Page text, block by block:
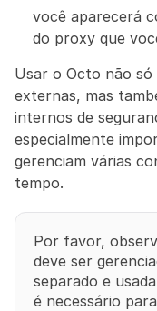
você aparecerá
do proxy que
Usar o Octo não
externas, mas
internos de
especialmente
gerenciam várias
tempo.
Por favor,
deve ser
separado e
é necessário